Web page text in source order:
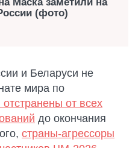
(фото)
и Беларуси не
мира по
от всех
до окончания
страны-агрессоры